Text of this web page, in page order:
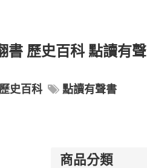
書 歷史百科 點讀有聲
歷史百科 點讀有聲書
商品分類